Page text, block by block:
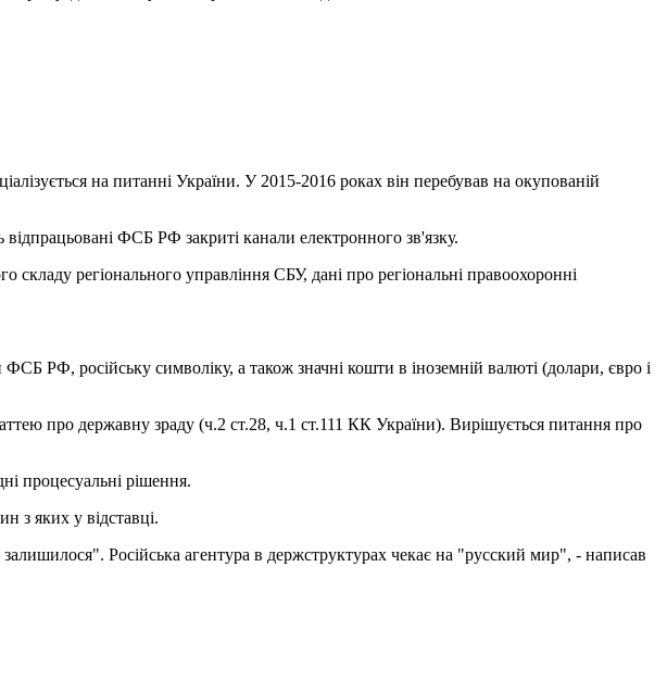
на питанні України. У 2015-2016 роках він перебував на окупованій
відпрацьовані ФСБ РФ закриті канали електронного зв'язку.
складу регіонального управління СБУ, дані про регіональні правоохоронні
РФ, російську символіку, а також значні кошти в іноземній валюті (долари, євро і
про державну зраду (ч.2 ст.28, ч.1 ст.111 КК України). Вирішується питання про
процесуальні рішення.
з яких у відставці.
Російська агентура в держструктурах чекає на "русский мир", - написав